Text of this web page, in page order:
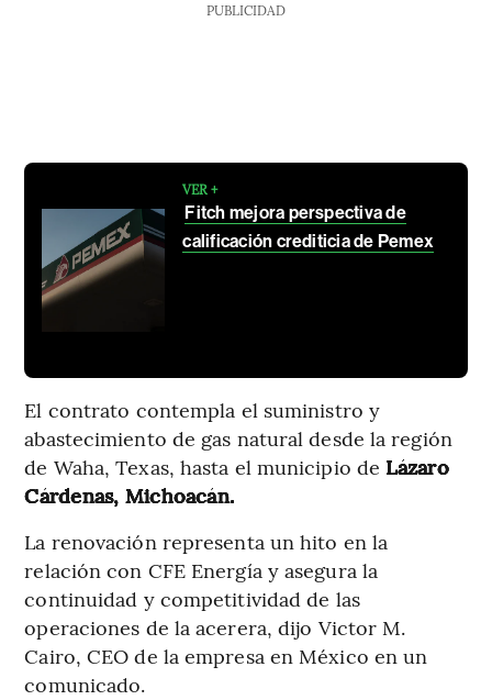
PUBLICIDAD
VER +
Fitch mejora perspectiva de
calificación crediticia de Pemex
El contrato contempla el suministro y
abastecimiento de gas natural desde la región
de Waha, Texas, hasta el municipio de Lázaro
Cárdenas, Michoacán.
La renovación representa un hito en la
relación con CFE Energía y asegura la
continuidad y competitividad de las
operaciones de la acerera, dijo Victor M.
Cairo, CEO de la empresa en México en un
comunicado.